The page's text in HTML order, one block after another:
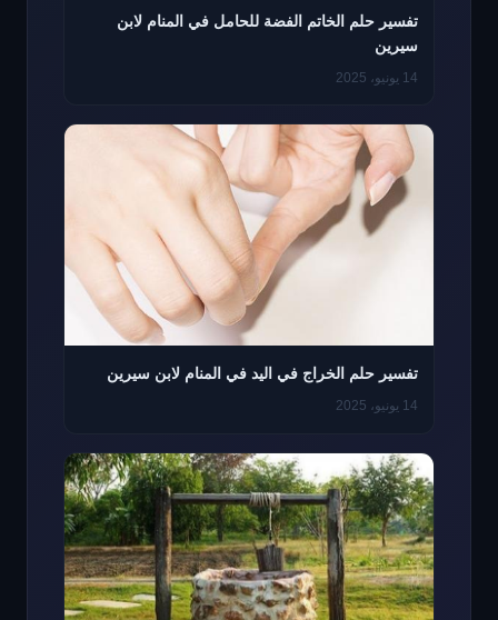
تفسير حلم الخاتم الفضة للحامل في المنام لابن
سيرين
14 يونيو، 2025
تفسير حلم الخراج في اليد في المنام لابن سيرين
14 يونيو، 2025